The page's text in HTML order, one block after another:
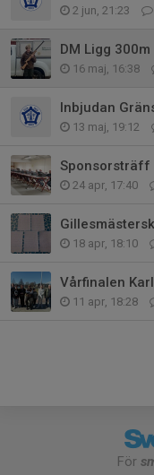
2 jun, 21:23
DM Ligg 300m
16 maj, 16:38
Inbjudan
13 maj, 19:12
Sponsorsträff
24 apr, 17:40
18 apr, 18:10
Vårfinalen
11 apr, 18:28
För